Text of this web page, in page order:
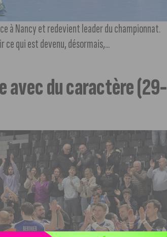
à Nancy et redevient leader du championnat.
qui est devenu, désormais,...
avec du caractère (29-